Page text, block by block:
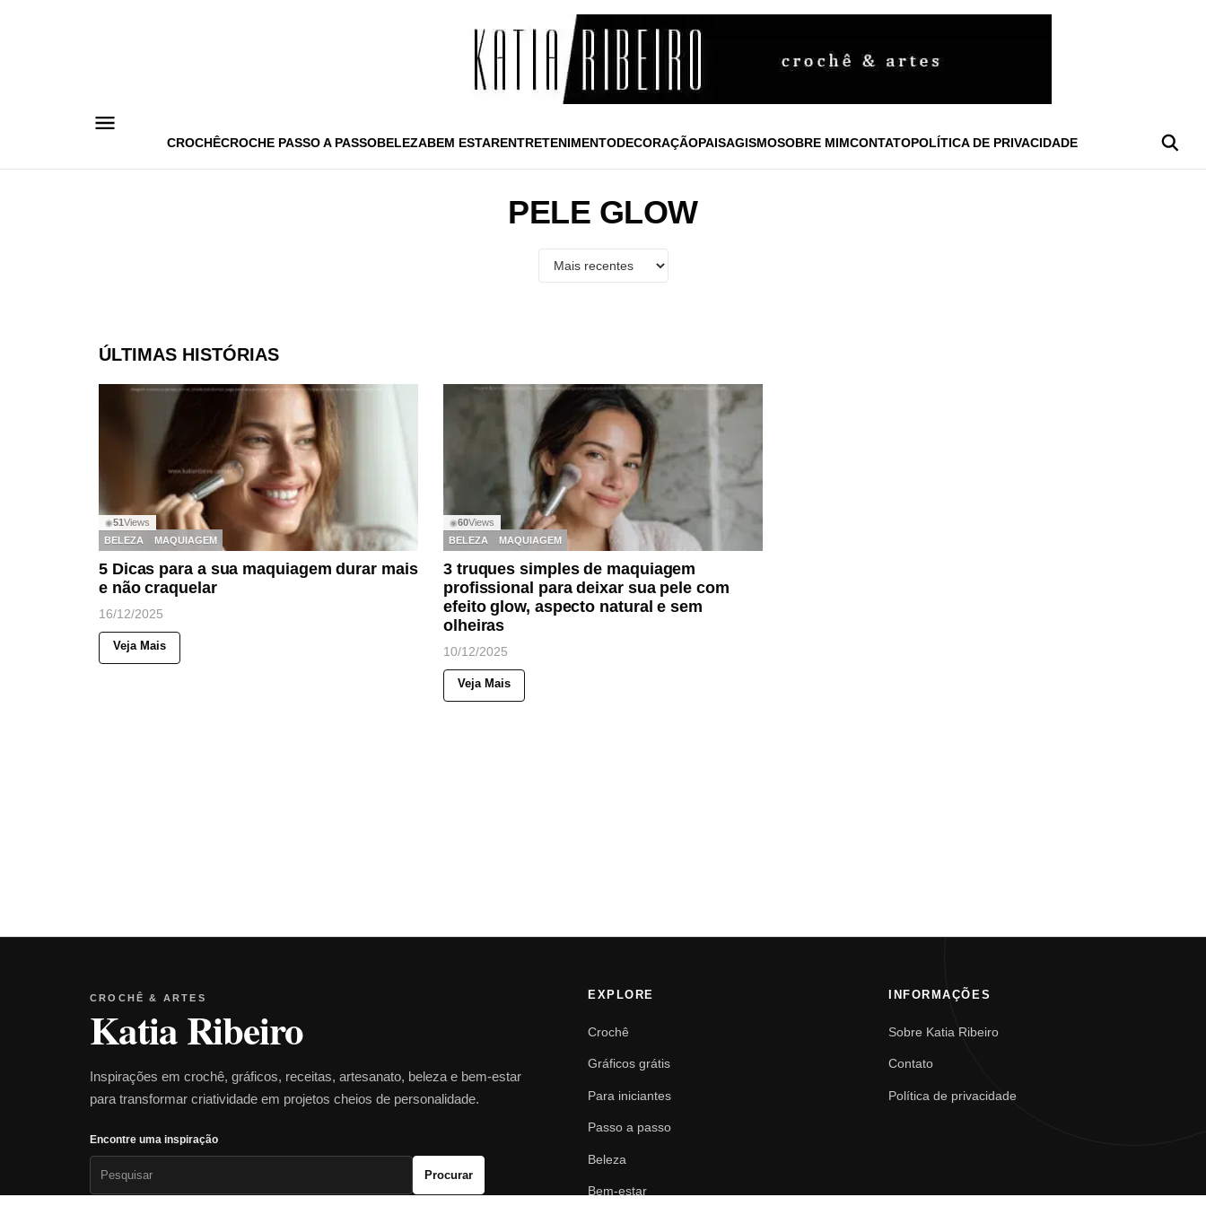
CROCHÊCROCHE PASSO A PASSOBELEZABEM ESTARENTRETENIMENTODECORAÇÃOPAISAGISMOSOBRE MIMCONTATOPOLÍTICA DE PRIVACIDADE
PELE GLOW
ÚLTIMAS HISTÓRIAS
◉51 Views
BELEZA
MAQUIAGEM
5 Dicas para a sua maquiagem durar mais
e não craquelar
16/12/2025
Veja Mais
◉60Views
BELEZA
MAQUIAGEM
3 truques simples de maquiagem
profissional para deixar sua pele com
efeito glow, aspecto natural e sem
olheiras
10/12/2025
Veja Mais
CROCHÊ & ARTES
Katia Ribeiro
Inspirações em crochê, gráficos, receitas, artesanato, beleza e bem-estar
para transformar criatividade em projetos cheios de personalidade.
Encontre uma inspiração
Procurar
EXPLORE
Crochê
Gráficos grátis
Para iniciantes
Passo a passo
Beleza
Bem-estar
INFORMAÇÕES
Sobre Katia Ribeiro
Contato
Política de privacidade